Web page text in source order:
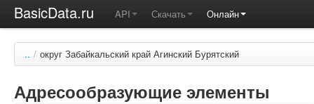
BasicData.ru API Скачать Онлайн
.. / округ Забайкальский край Агинский Бурятский
Адресообразующие элементы